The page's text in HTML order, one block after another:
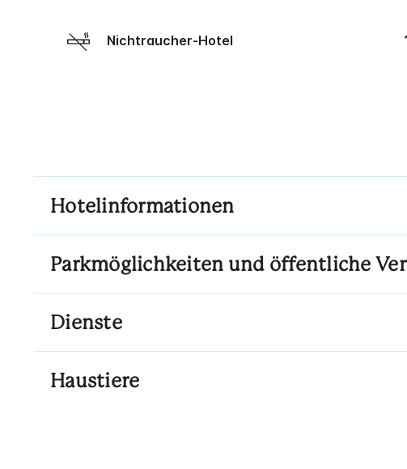
Nichtraucher-Hotel
Hotelinformationen
Parkmöglichkeiten und öffentliche
Dienste
Haustiere